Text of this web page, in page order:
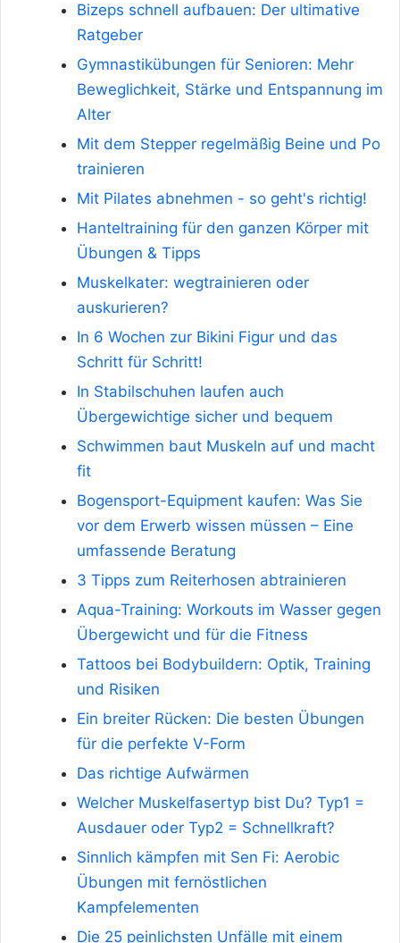
Bizeps schnell aufbauen: Der ultimative
Ratgeber
Gymnastikübungen für Senioren: Mehr
Beweglichkeit, Stärke und Entspannung im
Alter
Mit dem Stepper regelmäßig Beine und Po
trainieren
Mit Pilates abnehmen - so geht's richtig!
Hanteltraining für den ganzen Körper mit
Übungen & Tipps
Muskelkater: wegtrainieren oder
auskurieren?
In 6 Wochen zur Bikini Figur und das
Schritt für Schritt!
In Stabilschuhen laufen auch
Übergewichtige sicher und bequem
Schwimmen baut Muskeln auf und macht
fit
Bogensport-Equipment kaufen: Was Sie
vor dem Erwerb wissen müssen – Eine
umfassende Beratung
3 Tipps zum Reiterhosen abtrainieren
Aqua-Training: Workouts im Wasser gegen
Übergewicht und für die Fitness
Tattoos bei Bodybuildern: Optik, Training
und Risiken
Ein breiter Rücken: Die besten Übungen
für die perfekte V-Form
Das richtige Aufwärmen
Welcher Muskelfasertyp bist Du? Typ1 =
Ausdauer oder Typ2 = Schnellkraft?
Sinnlich kämpfen mit Sen Fi: Aerobic
Übungen mit fernöstlichen
Kampfelementen
Die 25 peinlichsten Unfälle mit einem